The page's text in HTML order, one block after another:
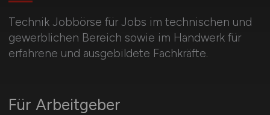
Technik Jobbörse für Jobs im technischen und
gewerblichen Bereich sowie im Handwerk für
erfahrene und ausgebildete Fachkräfte.
Für Arbeitgeber